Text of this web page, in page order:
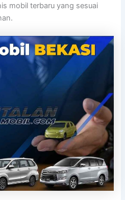
mobil terbaru yang sesuai